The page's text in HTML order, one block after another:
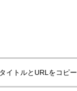
イトルとURLをコピ